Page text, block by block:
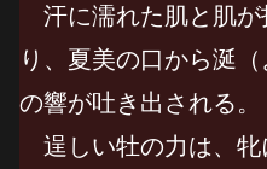
汗に濡れた肌と肌が
り、夏美の口から涎
の響が吐き出される。
逞しい牡の力は、牝